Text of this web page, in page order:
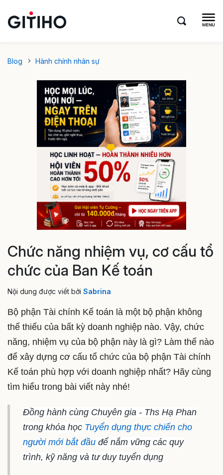
Blog Hành chính nhân sự
Chức năng nhiệm vụ, cơ cấu tổ
chức của Ban Kế toán
Nội dung được viết bởi Sabrina
Bộ phận Tài chính Kế toán là một bộ phận không
thể thiếu của bất kỳ doanh nghiệp nào. Vậy, chức
năng, nhiệm vụ của bộ phận này là gì? Làm thế nào
để xây dựng cơ cấu tổ chức của bộ phận Tài chính
Kế toán phù hợp với doanh nghiệp nhất? Hãy cùng
tìm hiểu trong bài viết này nhé!
Đồng hành cùng Chuyên gia - Ths Hạ Phan
trong khóa học Tuyển dụng thực chiến cho
người mới bắt đầuđể nắm vững các quy
trình, kỹ năng và tư duy tuyển dụng